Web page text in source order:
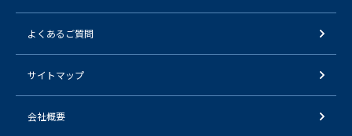
よくあるご質問
サイトマップ
会社概要